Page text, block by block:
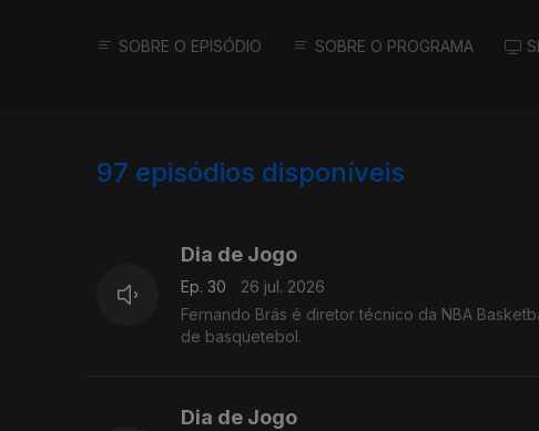
SOBRE O EPISÓDIO SOBRE O PROGRAMA
97 episódios disponíveis
Dia de Jogo
Ep. 30
26 jul. 2026
Fernando Brás é diretor técnico da NBA
de basquetebol.
Dia de Jogo